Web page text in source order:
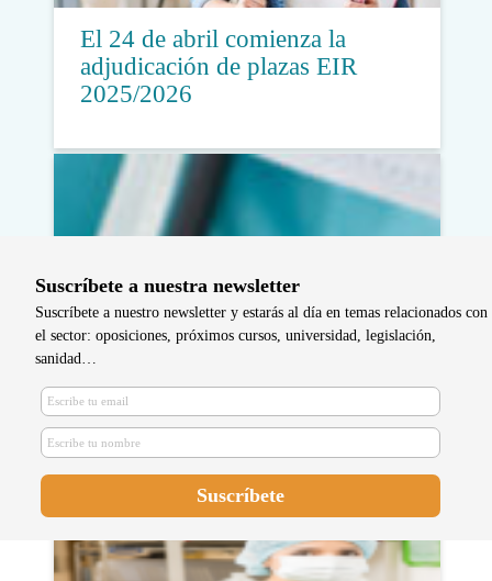
El 24 de abril comienza la
adjudicación de plazas EIR
2025/2026
Sanidad publica las listas
provisionales de admitidos al EIR
2022
Suscríbete a nuestra newsletter
Suscríbete a nuestro newsletter y estarás al día en temas relacionados con
el sector: oposiciones, próximos cursos, universidad, legislación,
sanidad…